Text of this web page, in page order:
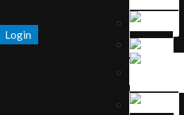
Login